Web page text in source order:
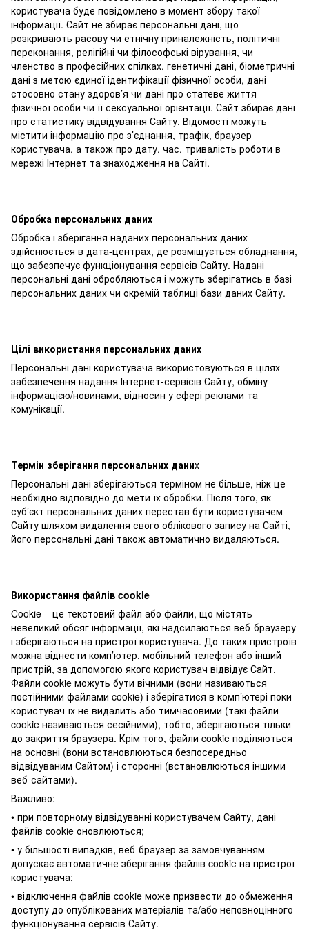
користувача буде повідомлено в момент збору такої
інформації. Сайт не збирає персональні дані, що
розкривають расову чи етнічну приналежність, політичні
переконання, релігійні чи філософські вірування, чи
членство в професійних спілках, генетичні дані, біометричні
дані з метою єдиної ідентифікації фізичної особи, дані
стосовно стану здоров’я чи дані про статеве життя
фізичної особи чи її сексуальної орієнтації. Сайт збирає дані
про статистику відвідування Сайту. Відомості можуть
містити інформацію про з’єднання, трафік, браузер
користувача, а також про дату, час, тривалість роботи в
мережі Інтернет та знаходження на Сайті.
Обробка персональних даних
Обробка і зберігання наданих персональних даних
здійснюється в дата-центрах, де розміщується обладнання,
що забезпечує функціонування сервісів Сайту. Надані
персональні дані обробляються і можуть зберігатись в базі
персональних даних чи окремій таблиці бази даних Сайту.
Цілі використання персональних даних
Персональні дані користувача використовуються в цілях
забезпечення надання Інтернет-сервісів Сайту, обміну
інформацією/новинами, відносин у сфері реклами та
комунікації.
Термін зберігання персональних даних
Персональні дані зберігаються терміном не більше, ніж це
необхідно відповідно до мети їх обробки. Після того, як
суб’єкт персональних даних перестав бути користувачем
Сайту шляхом видалення свого облікового запису на Сайті,
його персональні дані також автоматично видаляються.
Використання файлів cookie
Cookie – це текстовий файл або файли, що містять
невеликий обсяг інформації, які надсилаються веб-браузеру
і зберігаються на пристрої користувача. До таких пристроїв
можна віднести комп’ютер, мобільний телефон або інший
пристрій, за допомогою якого користувач відвідує Сайт.
Файли cookie можуть бути вічними (вони називаються
постійними файлами cookie) і зберігатися в комп’ютері поки
користувач їх не видалить або тимчасовими (такі файли
cookie називаються сесійними), тобто, зберігаються тільки
до закриття браузера. Крім того, файли cookie поділяються
на основні (вони встановлюються безпосередньо
відвідуваним Сайтом) і сторонні (встановлюються іншими
веб-сайтами).
Важливо:
• при повторному відвідуванні користувачем Сайту, дані
файлів cookie оновлюються;
• у більшості випадків, веб-браузер за замовчуванням
допускає автоматичне зберігання файлів cookie на пристрої
користувача;
• відключення файлів cookie може призвести до обмеження
доступу до опублікованих матеріалів та/або неповноцінного
функціонування сервісів Сайту.